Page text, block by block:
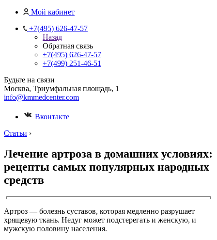
Мой кабинет
+7(495) 626-47-57
Назад
Обратная связь
+7(495) 626-47-57
+7(499) 251-46-51
Будьте на связи
Москва, Триумфальная площадь, 1
info@kmmedcenter.com
Вконтакте
Статьи ›
Лечение артроза в домашних условиях:
рецепты самых популярных народных
средств
Артроз — болезнь суставов, которая медленно разрушает
хрящевую ткань. Недуг может подстерегать и женскую, и
мужскую половину населения.